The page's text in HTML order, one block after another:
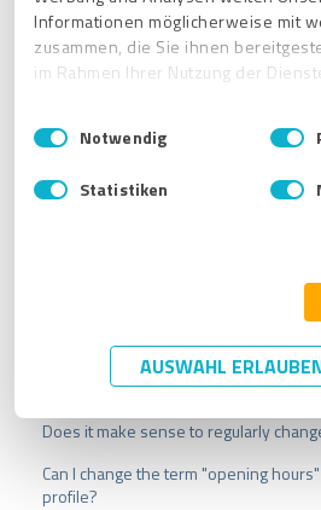
Informationen möglicherweise mit
zusammen, die Sie ihnen
im Rahmen Ihrer Nutzung der
Impressum
E
i
w
Notwendig
Statistiken
AUSWAHL
How do I get a new password if I
How do I change the e-mail address
How do I change the language of my
Does it make sense to regularly
Can I change the term "opening
profile?